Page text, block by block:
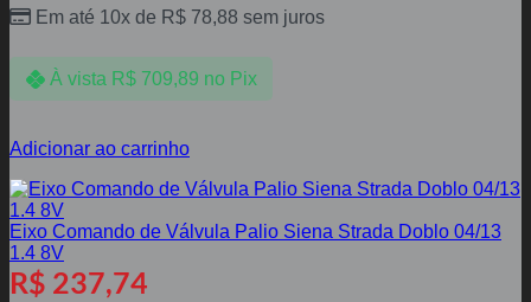
Em até 10x de R$ 78,88 sem juros
À vista R$709,89 no Pix
Adicionar ao carrinho
Eixo Comando de Válvula Palio Siena Strada Doblo 04/13
1.4 8V
R$ 237,74